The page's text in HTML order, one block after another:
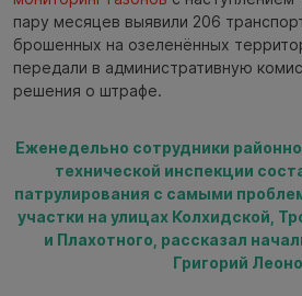
пару месяцев выявили 206
брошенных на озеленённых
передали в административную
решения о штрафе.
Еженедельно сотрудники
технической инспекции
патрулирования с самыми
участки на улицах Колхидской,
и Плахотного, рассказал
Григорий